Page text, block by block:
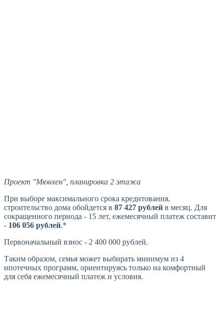
Проект "Мюнхен", планировка 2 этажа
При выборе максимального срока кредитования,
строительство дома обойдется в 87 427 рублей в месяц. Для
сокращенного периода - 15 лет, ежемесячный платеж составит
- 106 056 рублей.*
Первоначальный взнос - 2 400 000 рублей.
Таким образом, семья может выбирать минимум из 4
ипотечных программ, ориентируясь только на комфортный
для себя ежемесячный платеж и условия.